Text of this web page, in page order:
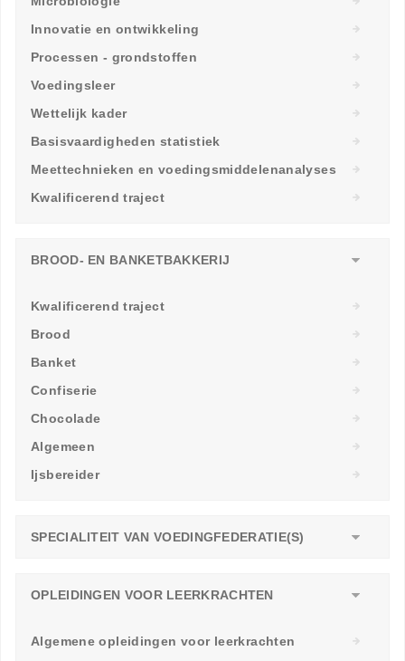
Innovatie en ontwikkeling
Processen - grondstoffen
Voedingsleer
Wettelijk kader
Basisvaardigheden statistiek
Meettechnieken en voedingsmiddelenanalyses
Kwalificerend traject
BROOD- EN BANKETBAKKERIJ
Kwalificerend traject
Brood
Banket
Confiserie
Chocolade
Algemeen
Ijsbereider
SPECIALITEIT VAN VOEDINGFEDERATIE(S)
OPLEIDINGEN VOOR LEERKRACHTEN
Algemene opleidingen voor leerkrachten